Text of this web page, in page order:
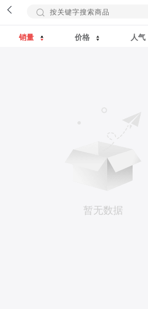
销量 价格 人气
暂无数据